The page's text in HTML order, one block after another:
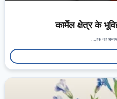
कार्मेल क्षेत्र के
एक नए